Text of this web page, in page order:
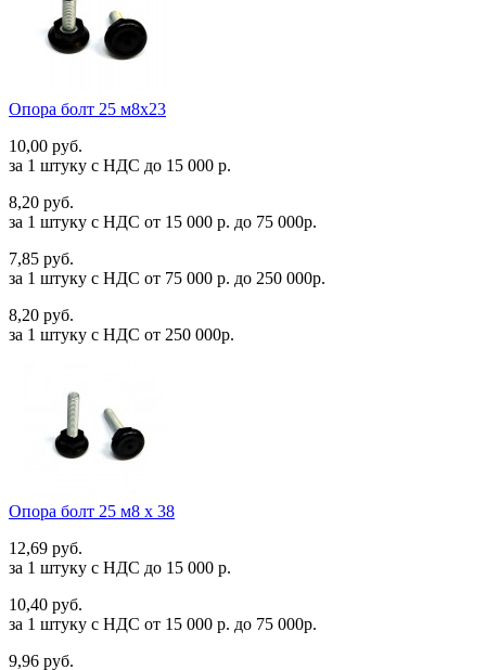
Опора болт 25 м8х23
10,00 руб.
за 1 штуку c НДС до 15 000 р.
8,20 руб.
за 1 штуку c НДС от 15 000 р. до 75 000р.
7,85 руб.
за 1 штуку c НДС от 75 000 р. до 250 000р.
8,20 руб.
за 1 штуку c НДС от 250 000р.
Опора болт 25 м8 х 38
12,69 руб.
за 1 штуку c НДС до 15 000 р.
10,40 руб.
за 1 штуку c НДС от 15 000 р. до 75 000р.
9,96 руб.